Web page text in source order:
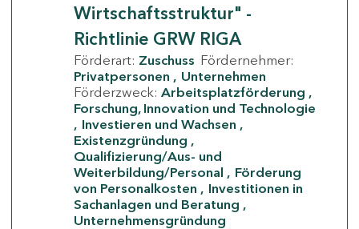
Wirtschaftsstruktur" -
Richtlinie GRW RIGA
Förderart: Zuschuss Fördernehmer:
Privatpersonen
Unternehmen
Förderzweck: Arbeitsplatzförderung
Forschung, Innovation und Technologie
Investieren und Wachsen
Existenzgründung
Qualifizierung/Aus- und
Weiterbildung/Personal
Förderung
von Personalkosten
Investitionen in
Sachanlagen und Beratung
Unternehmensgründung